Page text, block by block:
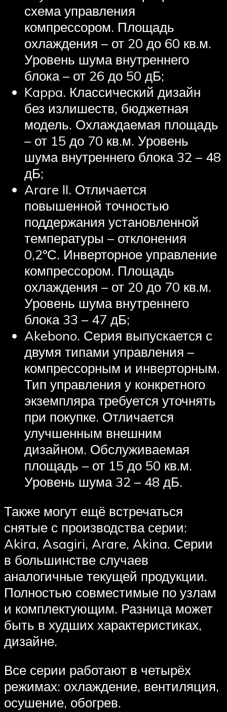
схема управления
компрессором. Площадь
охлаждения – от 20 до 60 кв.м.
Уровень шума внутреннего
блока – от 26 до 50 дБ;
Kappa. Классический дизайн
без излишеств, бюджетная
модель. Охлаждаемая площадь
– от 15 до 70 кв.м. Уровень
шума внутреннего блока 32 – 48
дБ;
Arare II. Отличается
повышенной точностью
поддержания установленной
температуры – отклонения
0,2ºС. Инверторное управление
компрессором. Площадь
охлаждения – от 20 до 70 кв.м.
Уровень шума внутреннего
блока 33 – 47 дБ;
Akebono. Серия выпускается с
двумя типами управления –
компрессорным и инверторным.
Тип управления у конкретного
экземпляра требуется уточнять
при покупке. Отличается
улучшенным внешним
дизайном. Обслуживаемая
площадь – от 15 до 50 кв.м.
Уровень шума 32 – 48 дБ.
Также могут ещё встречаться
снятые с производства серии:
Akira, Asagiri, Arare, Akina. Серии
в большинстве случаев
аналогичные текущей продукции.
Полностью совместимые по узлам
и комплектующим. Разница может
быть в худших характеристиках,
дизайне.
Все серии работают в четырёх
режимах: охлаждение, вентиляция,
осушение, обогрев.